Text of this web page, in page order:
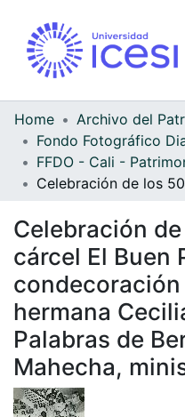
Home
FFDO - Cali -
Celebración
cárcel El Buen
condecoración
hermana
Palabras de
Mahecha,